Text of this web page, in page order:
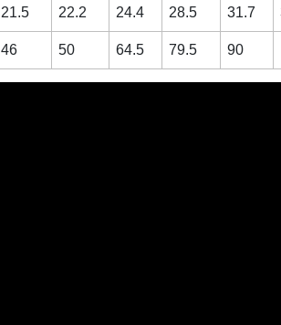
21.5 22.2 24.4 28.5 31.7
46 50 64.5 79.5 90